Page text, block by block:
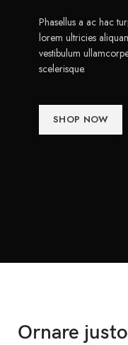
Phasellus a ac hac
lorem ultricies
vestibulum
scelerisque.
SHOP NOW
Ornare